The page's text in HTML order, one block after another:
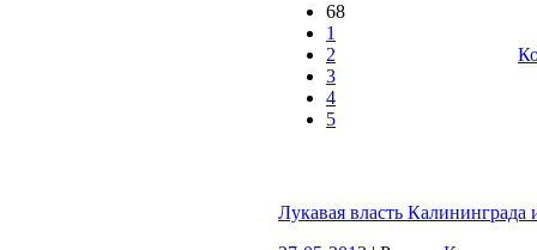
68
1
2
3
4
5
Лукавая власть Калининграда